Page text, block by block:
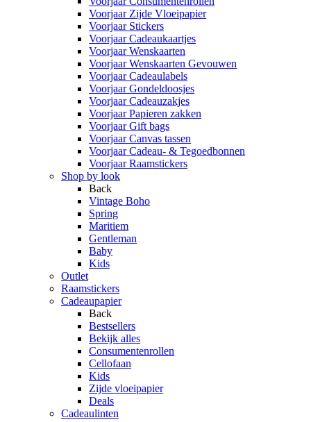
Voorjaar Zijde Vloeipapier
Voorjaar Stickers
Voorjaar Cadeaukaartjes
Voorjaar Wenskaarten
Voorjaar Wenskaarten Gevouwen
Voorjaar Cadeaulabels
Voorjaar Gondeldoosjes
Voorjaar Cadeauzakjes
Voorjaar Papieren zakken
Voorjaar Gift bags
Voorjaar Canvas tassen
Voorjaar Cadeau- & Tegoedbonnen
Voorjaar Raamstickers
Shop by look
Back
Vintage Boho
Spring
Maritiem
Gentleman
Baby
Kids
Outlet
Raamstickers
Cadeaupapier
Back
Bestsellers
Bekijk alles
Consumentenrollen
Cellofaan
Kids
Zijde vloeipapier
Deals
Cadeaulinten